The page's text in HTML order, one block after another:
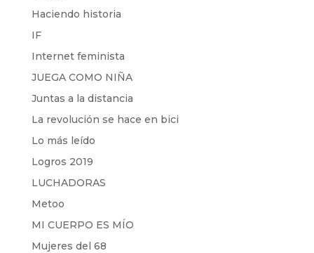
Haciendo historia
IF
Internet feminista
JUEGA COMO NIÑA
Juntas a la distancia
La revolución se hace en bici
Lo más leído
Logros 2019
LUCHADORAS
Metoo
MI CUERPO ES MÍO
Mujeres del 68